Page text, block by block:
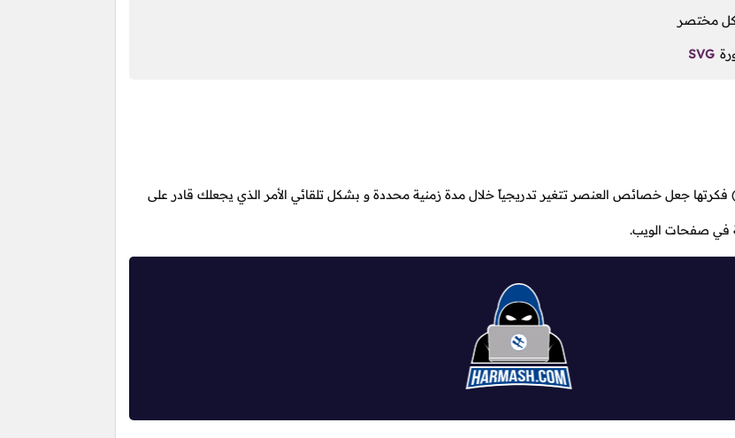
مختصر
SVG
) فكرتها جعل خصائص العنصر تتغير تدريجياً خلال مدة زمنية محددة و بشكل تلقائي الأمر الذي يجعلك قادر على
في صفحات الويب.